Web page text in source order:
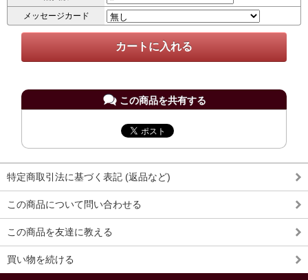
メッセージカード
この商品を共有する
特定商取引法に基づく表記 (返品など)
この商品について問い合わせる
この商品を友達に教える
買い物を続ける